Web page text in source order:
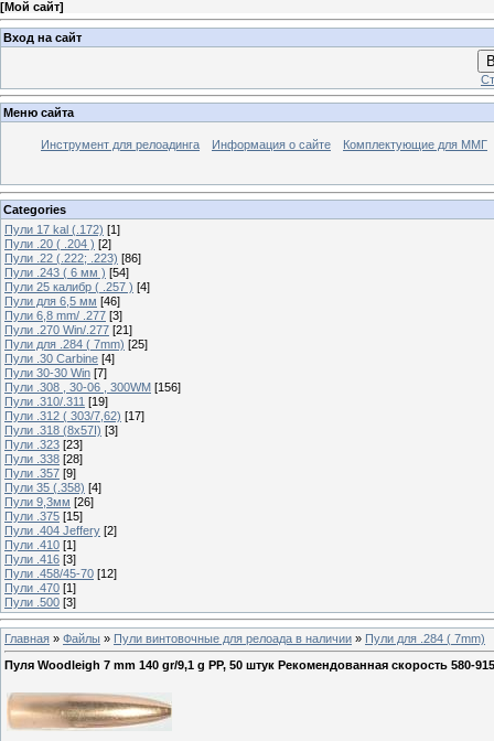
[Мой сайт]
Вход на сайт
Меню сайта
Инструмент для релоадинга Информация о сайте Комплектующие для ММГ
Categories
Пули 17 kal (.172) [1]
Пули .20 ( .204 ) [2]
Пули .22 (.222; .223) [86]
Пули .243 ( 6 мм ) [54]
Пули 25 калибр ( .257 ) [4]
Пули для 6,5 мм [46]
Пули 6,8 mm/ .277 [3]
Пули .270 Win/.277 [21]
Пули для .284 ( 7mm) [25]
Пули .30 Carbine [4]
Пули 30-30 Win [7]
Пули .308 , 30-06 , 300WM [156]
Пули .310/.311 [19]
Пули .312 ( 303/7,62) [17]
Пули .318 (8х57I) [3]
Пули .323 [23]
Пули .338 [28]
Пули .357 [9]
Пули 35 (.358) [4]
Пули 9,3мм [26]
Пули .375 [15]
Пули .404 Jeffery [2]
Пули .410 [1]
Пули .416 [3]
Пули .458/45-70 [12]
Пули .470 [1]
Пули .500 [3]
Главная » Файлы » Пули винтовочные для релоада в наличии » Пули для .284 ( 7mm)
Пуля Woodleigh 7 mm 140 gr/9,1 g PP, 50 штук Рекомендованная скорость 580-